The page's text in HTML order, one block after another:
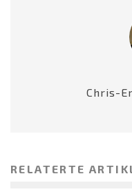
Chris-
RELATERTE